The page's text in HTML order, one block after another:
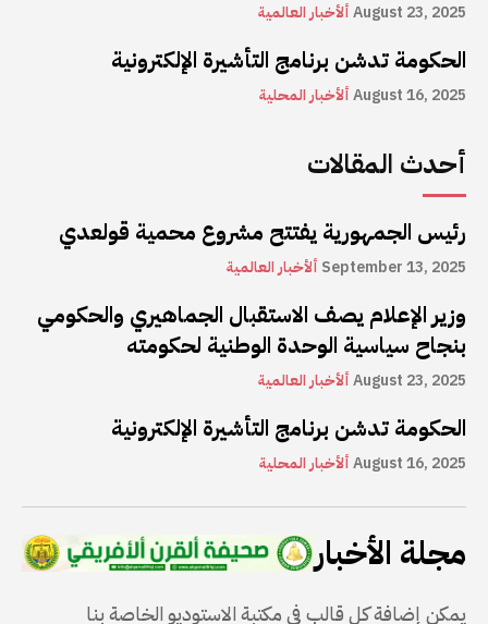
ألأخبار العالميةAugust 23, 2025
الحكومة تدشن برنامج التأشيرة الإلكترونية
ألأخبار المحليةAugust 16, 2025
أحدث المقالات
رئيس الجمهورية يفتتح مشروع محمية قولعدي
ألأخبار العالمية September 13, 2025
وزير الإعلام يصف الاستقبال الجماهيري والحكومي
بنجاح سياسية الوحدة الوطنية لحكومته
ألأخبار العالميةAugust 23, 2025
الحكومة تدشن برنامج التأشيرة الإلكترونية
ألأخبار المحليةAugust 16, 2025
مجلة الأخبار
يمكن إضافة كل قالب في مكتبة الاستوديو الخاصة بنا